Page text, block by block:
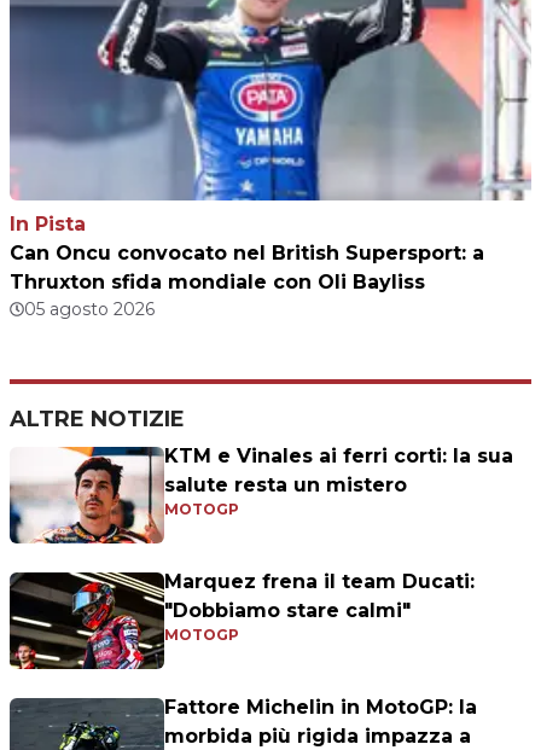
In Pista
Can Oncu convocato nel British Supersport: a
Thruxton sfida mondiale con Oli Bayliss
05 agosto 2026
ALTRE NOTIZIE
KTM e Vinales ai ferri corti: la sua
salute resta un mistero
MOTOGP
Marquez frena il team Ducati:
"Dobbiamo stare calmi"
MOTOGP
Fattore Michelin in MotoGP: la
morbida più rigida impazza a